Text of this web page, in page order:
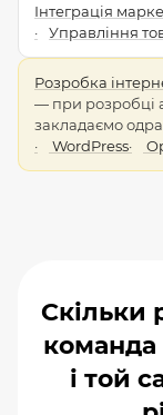
Інтеграція
Управління
Розробка
— при розробці
закладаємо
WordPress
Скільки
і той